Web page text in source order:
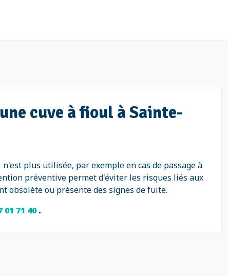
cuve à fioul à Sainte-
plus utilisée, par exemple en cas de passage à
préventive permet d'éviter les risques liés aux
obsolète ou présente des signes de fuite.
01 71 40.